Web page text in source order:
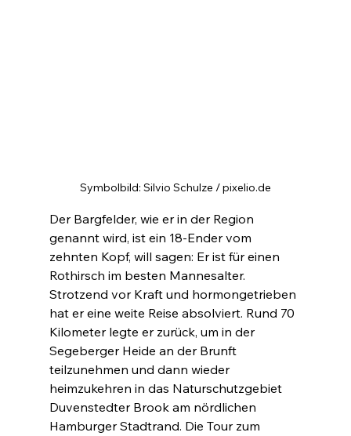
Symbolbild: Silvio Schulze / pixelio.de
Der Bargfelder, wie er in der Region
genannt wird, ist ein 18-Ender vom
zehnten Kopf, will sagen: Er ist für einen
Rothirsch im besten Mannesalter.
Strotzend vor Kraft und hormongetrieben
hat er eine weite Reise absolviert. Rund 70
Kilometer legte er zurück, um in der
Segeberger Heide an der Brunft
teilzunehmen und dann wieder
heimzukehren in das Naturschutzgebiet
Duvenstedter Brook am nördlichen
Hamburger Stadtrand. Die Tour zum